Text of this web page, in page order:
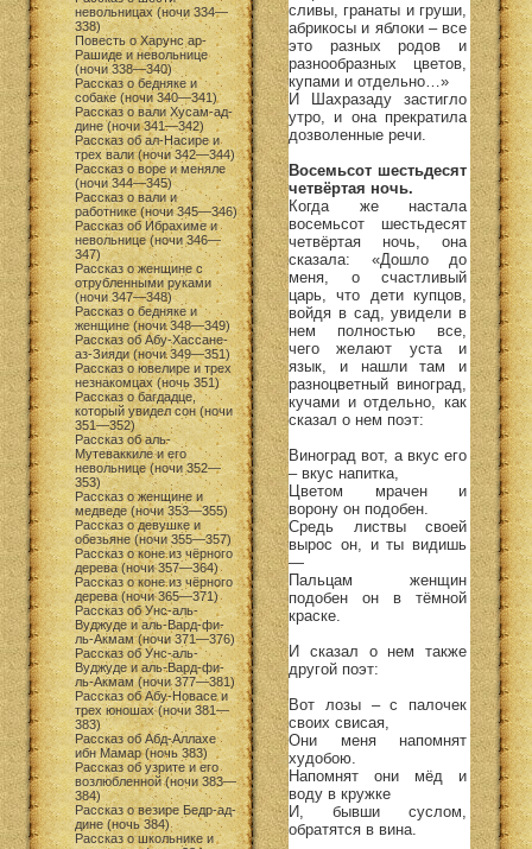
невольницах (ночи 334—
338)
Повесть о Харунс ар-
Рашиде и невольнице
(ночи 338—340)
Рассказ о бедняке и
собаке (ночи 340—341)
Рассказ о вали Хусам-ад-
дине (ночи 341—342)
Рассказ об ал-Насире и
трех вали (ночи 342—344)
Рассказ о воре и меняле
(ночи 344—345)
Рассказ о вали и
работнике (ночи 345—346)
Рассказ об Ибрахиме и
невольнице (ночи 346—
347)
Рассказ о женщине с
отрубленными руками
(ночи 347—348)
Рассказ о бедняке и
женщине (ночи 348—349)
Рассказ об Абу-Хассане-
аз-Зияди (ночи 349—351)
Рассказ о ювелире и трех
незнакомцах (ночь 351)
Рассказ о багдадце,
который увидел сон (ночи
351—352)
Рассказ об аль-
Мутеваккиле и его
невольнице (ночи 352—
353)
Рассказ о женщине и
медведе (ночи 353—355)
Рассказ о девушке и
обезьяне (ночи 355—357)
Рассказ о коне из чёрного
дерева (ночи 357—364)
Рассказ о коне из чёрного
дерева (ночи 365—371)
Рассказ об Унс-аль-
Вуджуде и аль-Вард-фи-
ль-Акмам (ночи 371—376)
Рассказ об Унс-аль-
Вуджуде и аль-Вард-фи-
ль-Акмам (ночи 377—381)
Рассказ об Абу-Новасе и
трех юношах (ночи 381—
383)
Рассказ об Абд-Аллахе
ибн Мамар (ночь 383)
Рассказ об узрите и его
возлюбленной (ночи 383—
384)
Рассказ о везире Бедр-ад-
дине (ночь 384)
Рассказ о школьнике и
сливы, гранаты и груши,
абрикосы и яблоки – все
это разных родов и
разнообразных цветов,
купами и отдельно…»
И Шахразаду застигло
утро, и она прекратила
дозволенные речи.
Восемьсот шестьдесят
четвёртая ночь.
Когда же настала
восемьсот шестьдесят
четвёртая ночь, она
сказала: «Дошло до
меня, о счастливый
царь, что дети купцов,
войдя в сад, увидели в
нем полностью все,
чего желают уста и
язык, и нашли там и
разноцветный виноград,
кучами и отдельно, как
сказал о нем поэт:
Виноград вот, а вкус его
– вкус напитка,
Цветом мрачен и
ворону он подобен.
Средь листвы своей
вырос он, и ты видишь
—
Пальцам женщин
подобен он в тёмной
краске.
И сказал о нем также
другой поэт:
Вот лозы – с палочек
своих свисая,
Они меня напомнят
худобою.
Напомнят они мёд и
воду в кружке
И, бывши суслом,
обратятся в вина.